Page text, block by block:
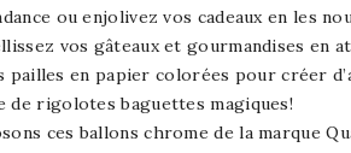
ou enjolivez vos cadeaux en les
vos gâteaux et gourmandises en
pailles en papier colorées pour créer
de rigolotes baguettes magiques!
ces ballons chrome de la marque